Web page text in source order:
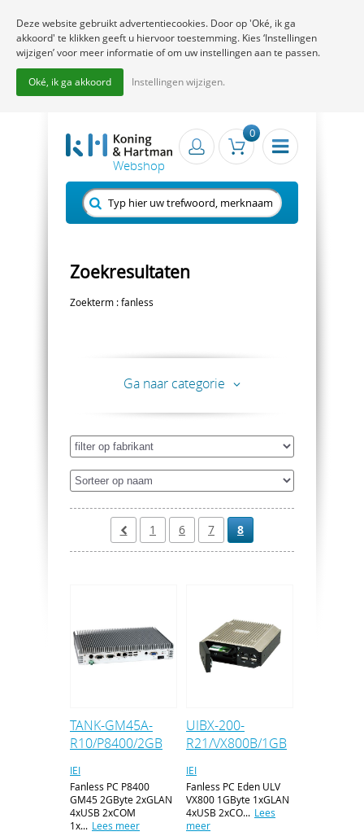
0
Zoekresultaten
Zoekterm : fanless
Ga naar categorie
1 6 7 8
TANK-GM45A-
R10/P8400/2GB
IEI
Fanless PC P8400
GM45 2GByte 2xGLAN
4xUSB 2xCOM
1x... Lees meer
UIBX-200-
R21/VX800B/1GB
IEI
Fanless PC Eden ULV
VX800 1GByte 1xGLAN
4xUSB 2xCO... Lees
meer
Deze website gebruikt advertentiecookies. Door op 'Oké, ik ga
akkoord' te klikken geeft u hiervoor toestemming. Kies ‘Instellingen
wijzigen’ voor meer informatie of om uw instellingen aan te passen.
Oké, ik ga akkoord Instellingen wijzigen.